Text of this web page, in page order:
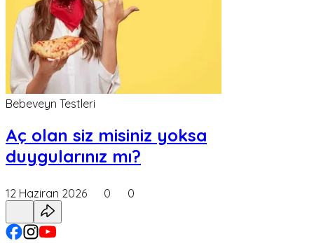
Bebeveyn Testleri
Aç olan siz misiniz yoksa
duygularınız mı?
12 Haziran 2026 0 0